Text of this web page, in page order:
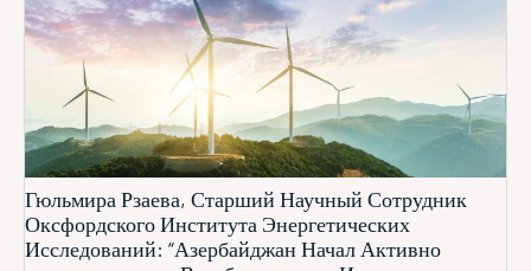
Гюльмира Рзаева, Старший Научный Сотрудник
Оксфордского Института Энергетических
Исследований: “Азербайджан Начал Активно